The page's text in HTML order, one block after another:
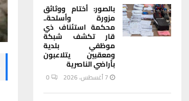
بالصور: أختام ووثائق
مزورة وأسلحة..
محكمة استئناف ذي
قار تكشف شبكة
موظفي بلدية
ومعقبين يتلاعبون
بأراضي الناصرية
7 أغسطس، 2026 0